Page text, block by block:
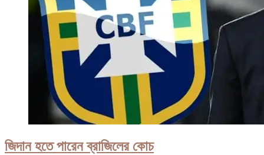
জিদান হতে পারেন ব্রাজিলের কোচ